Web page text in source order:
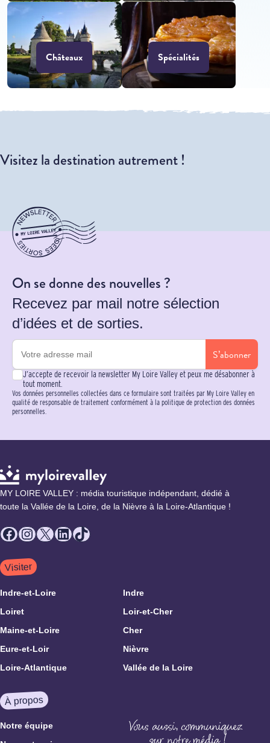
Châteaux Spécialités
Visitez la destination autrement !
On se donne des nouvelles ?
Recevez par mail notre sélection
d’idées et de sorties.
S’abonner
J’accepte de recevoir la newsletter My Loire Valley et peux me désabonner à
tout moment.
Vos données personnelles collectées dans ce formulaire sont traitées par My Loire Valley en
qualité de responsable de traitement conformément à la politique de protection des données
personnelles.
MY LOIRE VALLEY : média touristique indépendant, dédié à
toute la Vallée de la Loire, de la Nièvre à la Loire-Atlantique !
Facebook
Instagram
X LinkedIn
TikTok
Visiter
Indre-et-Loire
Indre
Loiret
Loir-et-Cher
Maine-et-Loire
Cher
Eure-et-Loir
Nièvre
Loire-Atlantique
Vallée de la Loire
À propos
Notre équipe